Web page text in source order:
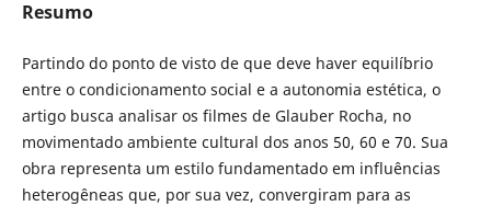
Resumo
Partindo do ponto de visto de que deve haver equilíbrio
entre o condicionamento social e a autonomia estética, o
artigo busca analisar os filmes de Glauber Rocha, no
movimentado ambiente cultural dos anos 50, 60 e 70. Sua
obra representa um estilo fundamentado em influências
heterogêneas que, por sua vez, convergiram para as